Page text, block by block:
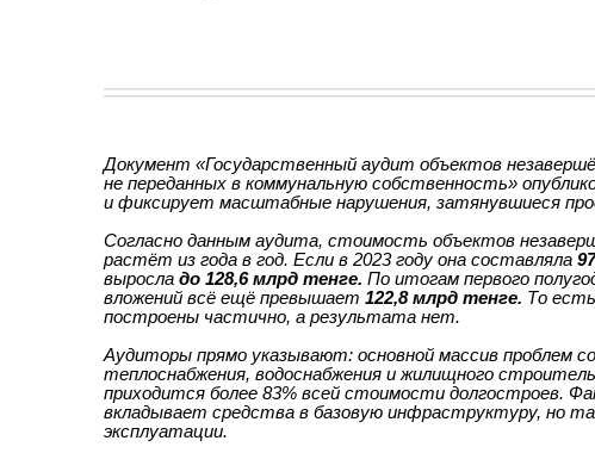
Документ «Государственный аудит объектов
не переданных в коммунальную собственность»
и фиксирует масштабные нарушения, затянувшиеся
Согласно данным аудита, стоимость объектов
растёт из года в год. Если в 2023 году она составляла
выросла до 128,6 млрд тенге. По итогам первого
вложений всё ещё превышает 122,8 млрд тенге. То
построены частично, а результата нет.
Аудиторы прямо указывают: основной массив проблем
теплоснабжения, водоснабжения и жилищного
приходится более 83% всей стоимости долгостроев.
вкладывает средства в базовую инфраструктуру, но
эксплуатации.